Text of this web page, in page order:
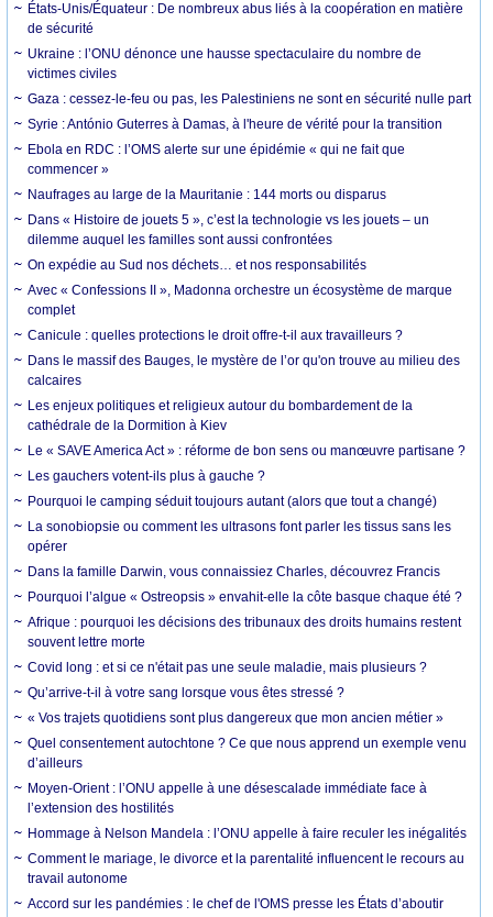
États-Unis/Équateur : De nombreux abus liés à la coopération en matière
de sécurité
Ukraine : l’ONU dénonce une hausse spectaculaire du nombre de
victimes civiles
Gaza : cessez-le-feu ou pas, les Palestiniens ne sont en sécurité nulle part
Syrie : António Guterres à Damas, à l'heure de vérité pour la transition
Ebola en RDC : l’OMS alerte sur une épidémie « qui ne fait que
commencer »
Naufrages au large de la Mauritanie : 144 morts ou disparus
Dans « Histoire de jouets 5 », c’est la technologie vs les jouets – un
dilemme auquel les familles sont aussi confrontées
On expédie au Sud nos déchets… et nos responsabilités
Avec « Confessions II », Madonna orchestre un écosystème de marque
complet
Canicule : quelles protections le droit offre-t-il aux travailleurs ?
Dans le massif des Bauges, le mystère de l’or qu'on trouve au milieu des
calcaires
Les enjeux politiques et religieux autour du bombardement de la
cathédrale de la Dormition à Kiev
Le « SAVE America Act » : réforme de bon sens ou manœuvre partisane ?
Les gauchers votent-ils plus à gauche ?
Pourquoi le camping séduit toujours autant (alors que tout a changé)
La sonobiopsie ou comment les ultrasons font parler les tissus sans les
opérer
Dans la famille Darwin, vous connaissiez Charles, découvrez Francis
Pourquoi l’algue « Ostreopsis » envahit-elle la côte basque chaque été ?
Afrique : pourquoi les décisions des tribunaux des droits humains restent
souvent lettre morte
Covid long : et si ce n'était pas une seule maladie, mais plusieurs ?
Qu’arrive-t-il à votre sang lorsque vous êtes stressé ?
« Vos trajets quotidiens sont plus dangereux que mon ancien métier »
Quel consentement autochtone ? Ce que nous apprend un exemple venu
d’ailleurs
Moyen-Orient : l’ONU appelle à une désescalade immédiate face à
l’extension des hostilités
Hommage à Nelson Mandela : l’ONU appelle à faire reculer les inégalités
Comment le mariage, le divorce et la parentalité influencent le recours au
travail autonome
Accord sur les pandémies : le chef de l'OMS presse les États d’aboutir